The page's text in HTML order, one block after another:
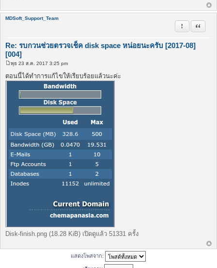
MDSoft_Support_Team
Re: รบกวนช่วยตรวจเช็ค disk space หน่อยนะครับ [2017-08]
[004]
รายงานในข้
อ้างคำ
โ
พ
ส
พุธ 23 ส.ค. 2017 3:25 pm
ตอนนี้ได้ทำการแก้ไขให้เรียบร้อยแล้วนะค่ะ
Disk-finish.png (18.28 KiB) เปิดดูแล้ว 51331 ครั้ง
แสดงโพสจาก: